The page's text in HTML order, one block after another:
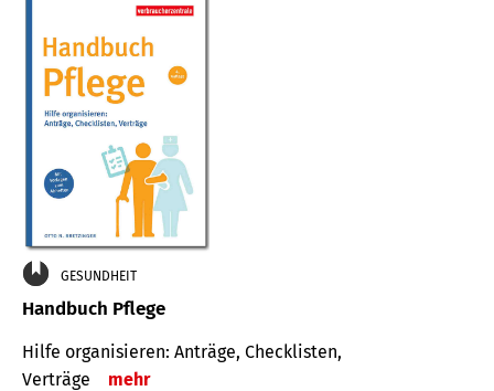
GESUNDHEIT
Handbuch Pflege
Hilfe organisieren: Anträge, Checklisten,
Verträge
mehr